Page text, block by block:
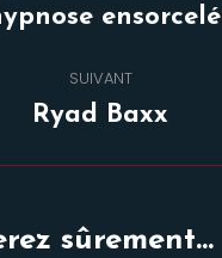
Onglet
SUIVANT
Projets
Ryad Baxx
sûrement...